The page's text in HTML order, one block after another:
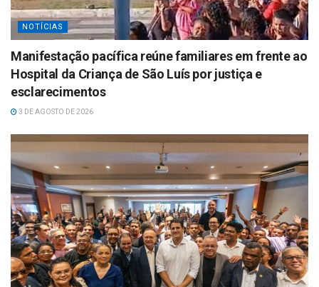
NOTÍCIAS
Manifestação pacífica reúne familiares em frente ao
Hospital da Criança de São Luís por justiça e
esclarecimentos
3 DE AGOSTO DE 2026